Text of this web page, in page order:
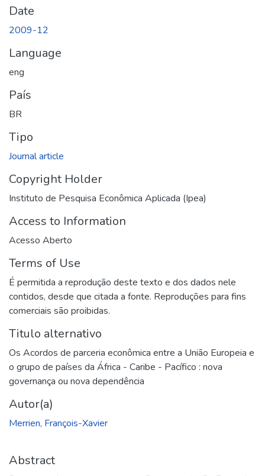
Date
2009-12
Language
eng
País
BR
Tipo
Journal article
Copyright Holder
Instituto de Pesquisa Econômica Aplicada (Ipea)
Access to Information
Acesso Aberto
Terms of Use
É permitida a reprodução deste texto e dos dados nele
contidos, desde que citada a fonte. Reproduções para fins
comerciais são proibidas.
Titulo alternativo
Os Acordos de parceria econômica entre a União Europeia e
o grupo de países da África - Caribe - Pacífico : nova
governança ou nova dependência
Autor(a)
Merrien, François-Xavier
Abstract